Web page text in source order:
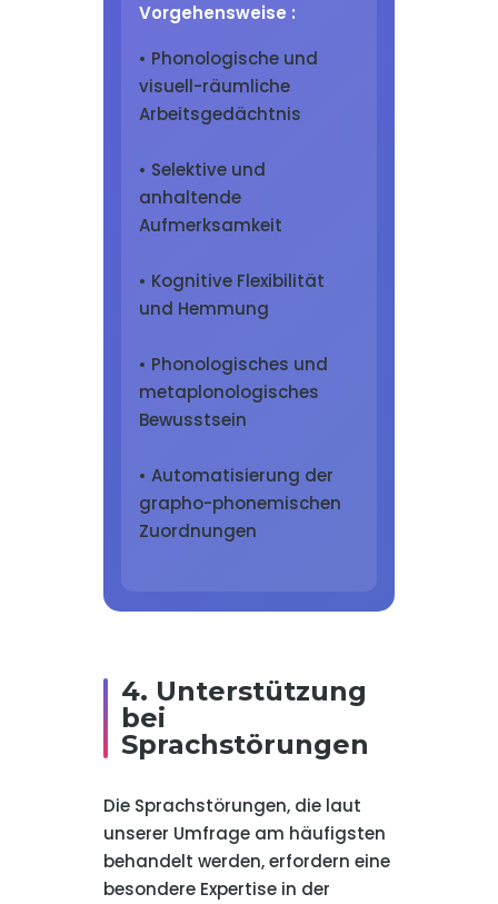
Vorgehensweise :
• Phonologische und
visuell-räumliche
Arbeitsgedächtnis
• Selektive und
anhaltende
Aufmerksamkeit
• Kognitive Flexibilität
und Hemmung
• Phonologisches und
metaplonologisches
Bewusstsein
• Automatisierung der
grapho-phonemischen
Zuordnungen
4. Unterstützung
bei
Sprachstörungen
Die Sprachstörungen, die laut
unserer Umfrage am häufigsten
behandelt werden, erfordern eine
besondere Expertise in der